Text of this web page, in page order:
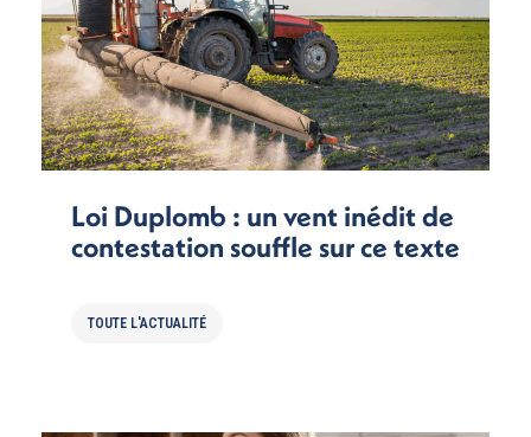
Loi Duplomb : un vent inédit de
contestation souffle sur ce texte
TOUTE L'ACTUALITÉ